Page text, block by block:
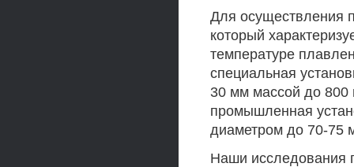
Для осуществления
который
температуре
специальная
30 мм массой до 800
промышленная
диаметром до 70-75
Наши исследования